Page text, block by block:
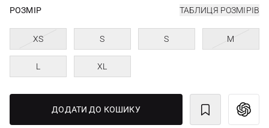
РОЗМІР ТАБЛИЦЯ РОЗМІРІВ
XS S S M
L XL
ДОДАТИ ДО КОШИКУ